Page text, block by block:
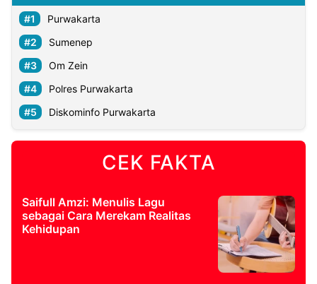
Purwakarta
Sumenep
Om Zein
Polres Purwakarta
Diskominfo Purwakarta
CEK FAKTA
Saifull Amzi: Menulis Lagu
sebagai Cara Merekam Realitas
Kehidupan